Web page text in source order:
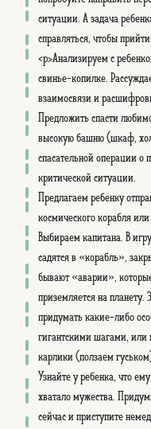
ситуации. А задача
справляться, чтобы
<p>Анализируем с
свинье-копилке.
взаимосвязи и
Предложить спасти
высокую башню (шкаф,
спасательной операции о
критической ситуации.
Предлагаем ребенку
космического корабля
Выбираем капитана. В
садятся в «корабль»,
бывают «аварии»,
приземляется на
придумать какие-либо
гигантскими шагами, или
карлики (ползаем
Узнайте у ребенка, что
хватало мужества.
сейчас и приступите